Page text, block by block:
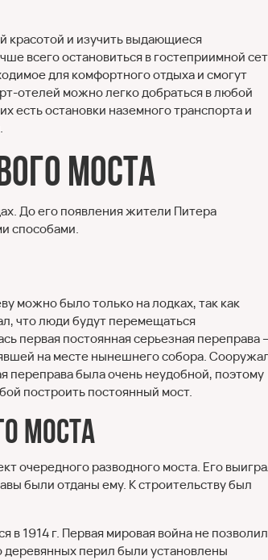
красотой и изучить выдающиеся
всего остановиться в гостеприимной
для комфортного отдыха и смогут
отелей можно легко добраться в любой
есть остановки наземного транспорта и
моста
До его появления жители Питера
способами.
можно было только на лодках, так как
что люди будут перемещаться
первая постоянная серьезная переправа –
на месте нынешнего собора.
переправа была очень неудобной, поэтому
построить постоянный мост.
моста
очередного разводного моста. Его
были отданы ему. К строительству был
в 1914 г. Первая мировая война не
деревянных перил были установлены